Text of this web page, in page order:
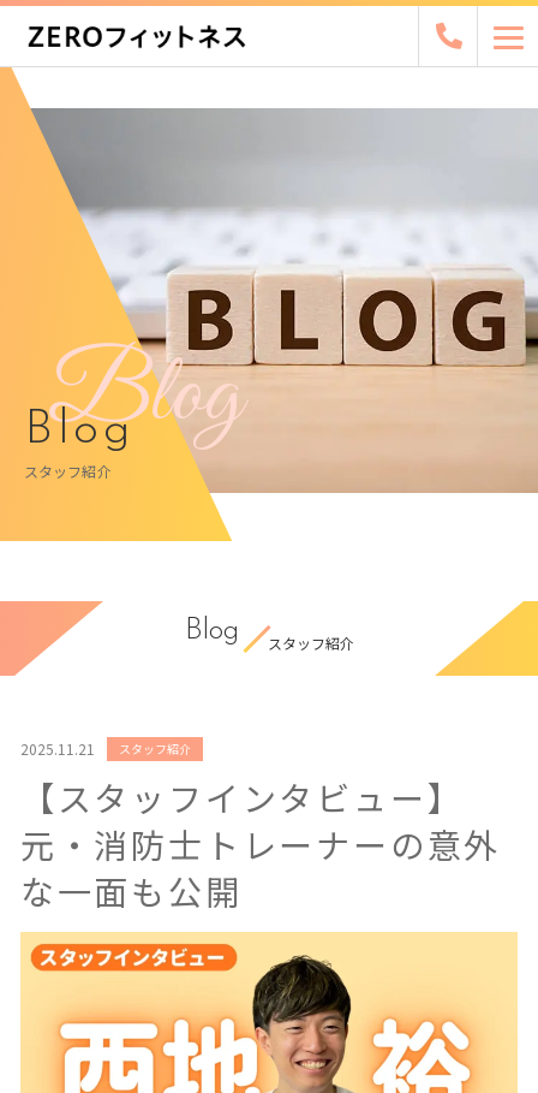
Blog
Blog
スタッフ紹介
Blog
スタッフ紹介
2025.11.21 スタッフ紹介
【スタッフインタビュー】
元・消防士トレーナーの意外
な一面も公開